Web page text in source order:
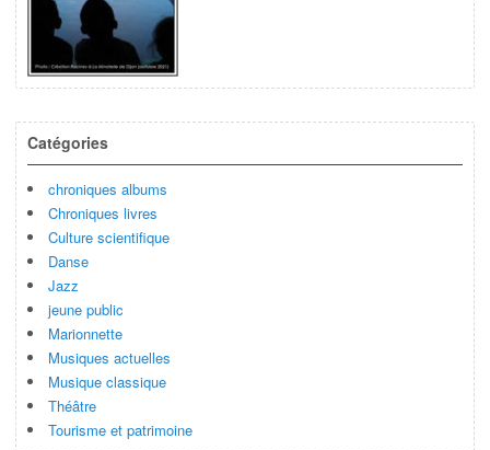
Catégories
chroniques albums
Chroniques livres
Culture scientifique
Danse
Jazz
jeune public
Marionnette
Musiques actuelles
Musique classique
Théâtre
Tourisme et patrimoine